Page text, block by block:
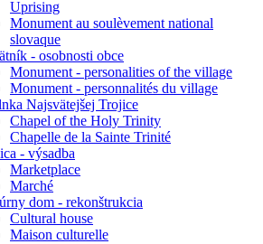
Uprising
Monument au soulèvement national
slovaque
- osobnosti obce
Monument - personalities of the village
Monument - personnalités du village
Najsvätejšej Trojice
Chapel of the Holy Trinity
Chapelle de la Sainte Trinité
- výsadba
Marketplace
Marché
dom - rekonštrukcia
Cultural house
Maison culturelle